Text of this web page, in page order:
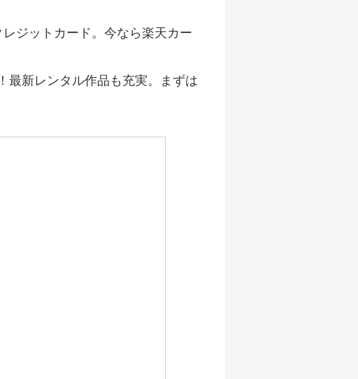
ジットカード。 今なら楽天カー
新レンタル作品も充実。
まずは